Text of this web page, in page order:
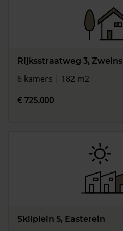
Rijksstraatweg 3, Zweins
6 kamers | 182 m2
€ 725.000
Skilplein 5, Easterein